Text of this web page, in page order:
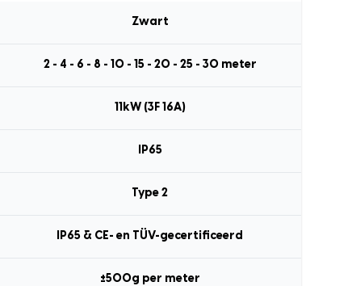
Zwart
2 - 4 - 6 - 8 - 10 - 15 - 20 - 25 - 30 meter
11kW (3F 16A)
IP65
Type 2
IP65 & CE- en TÜV-gecertificeerd
±500g per meter